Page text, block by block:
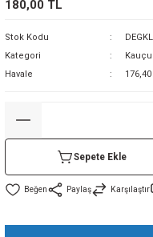
180,00 TL
Stok Kodu
Kategori
Havale
Sepete Ekle
Paylaş Karşılaştır